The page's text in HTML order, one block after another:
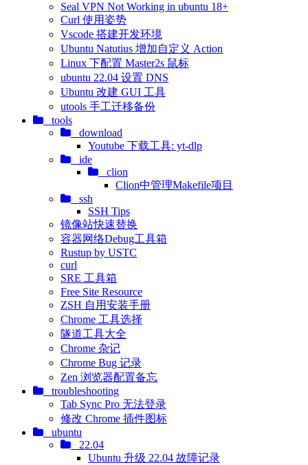
Seal VPN Not Working in ubuntu 18+
Curl 使用姿势
Vscode 搭建开发环境
Ubuntu Natutius 增加自定义 Action
Linux 下配置 Master2s 鼠标
ubuntu 22.04 设置 DNS
Ubuntu 改建 GUI 工具
utools 手工迁移备份
tools
download
Youtube 下载工具: yt-dlp
ide
clion
Clion中管理Makefile项目
ssh
SSH Tips
镜像站快速替换
容器网络Debug工具箱
Rustup by USTC
curl
SRE 工具箱
Free Site Resource
ZSH 自用安装手册
Chrome 工具选择
隧道工具大全
Chrome 杂记
Chrome Bug 记录
Zen 浏览器配置备忘
troubleshooting
Tab Sync Pro 无法登录
修改 Chrome 插件图标
ubuntu
22.04
Ubuntu 升级 22.04 故障记录